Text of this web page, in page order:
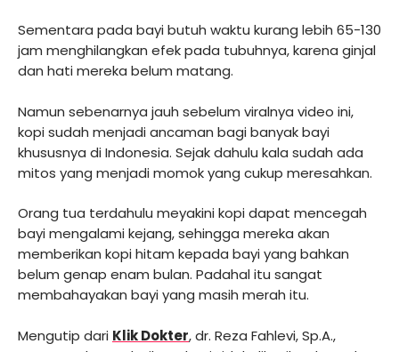
Sementara pada bayi butuh waktu kurang lebih 65-130
jam menghilangkan efek pada tubuhnya, karena ginjal
dan hati mereka belum matang.
Namun sebenarnya jauh sebelum viralnya video ini,
kopi sudah menjadi ancaman bagi banyak bayi
khususnya di Indonesia. Sejak dahulu kala sudah ada
mitos yang menjadi momok yang cukup meresahkan.
Orang tua terdahulu meyakini kopi dapat mencegah
bayi mengalami kejang, sehingga mereka akan
memberikan kopi hitam kepada bayi yang bahkan
belum genap enam bulan. Padahal itu sangat
membahayakan bayi yang masih merah itu.
Mengutip dari Klik Dokter, dr. Reza Fahlevi, Sp.A.,